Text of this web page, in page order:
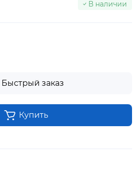
В наличии
Быстрый заказ
Купить